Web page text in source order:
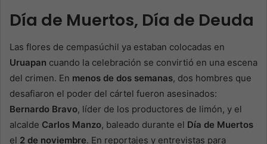
Día de Muertos, Día de Deuda
Las flores de cempasúchil ya estaban colocadas en
Uruapan cuando la celebración se convirtió en una escena
del crimen. En menos de dos semanas, dos hombres que
desafiaron el poder del cártel fueron asesinados:
Bernardo Bravo, líder de los productores de limón, y el
alcalde Carlos Manzo, baleado durante el Día de Muertos
el 2 de noviembre. En reportajes y entrevistas para